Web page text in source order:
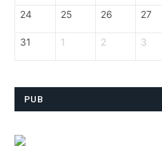
24 25 26 27
31 1 2 3
PUB